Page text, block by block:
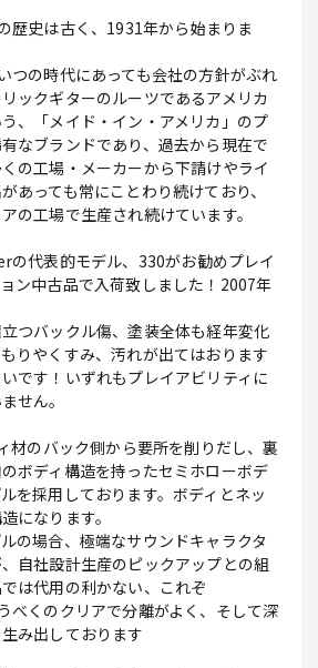
史は古く、1931年から始まりま
の時代にあっても会社の方針がぶれ
ックギターのルーツであるアメリカ
、「メイド・イン・アメリカ」のプ
なブランドであり、過去から現在で
の工場・メーカーから下請けやライ
あっても常にことわり続けており、
の工場で生産され続けています。
代表的モデル、330がお勧めプレイ
ン中古品で入荷致しました！2007年
つバックル傷、塗装全体も経年変化
りやくすみ、汚れが出てはおります
です！いずれもプレイアビリティに
せん。
材のバック側から要所を削りだし、裏
ボディ構造を持ったセミホローボデ
を採用しております。ボディとネッ
になります。
の場合、極端なサウンドキャラクタ
自社設計生産のピックアップとの組
は代用の利かない、これぞ
くのクリアで分離がよく、そして深
み出しております